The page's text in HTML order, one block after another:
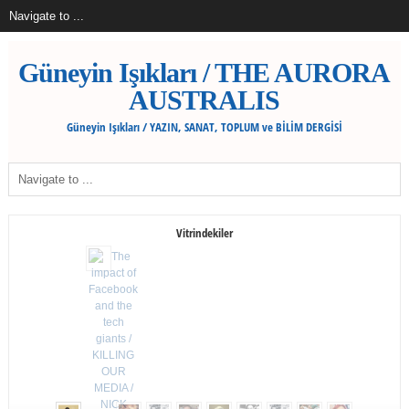
Güneyin Işıkları / THE AURORA
AUSTRALIS
Güneyin Işıkları / YAZIN, SANAT, TOPLUM ve BİLİM DERGİSİ
Vitrindekiler